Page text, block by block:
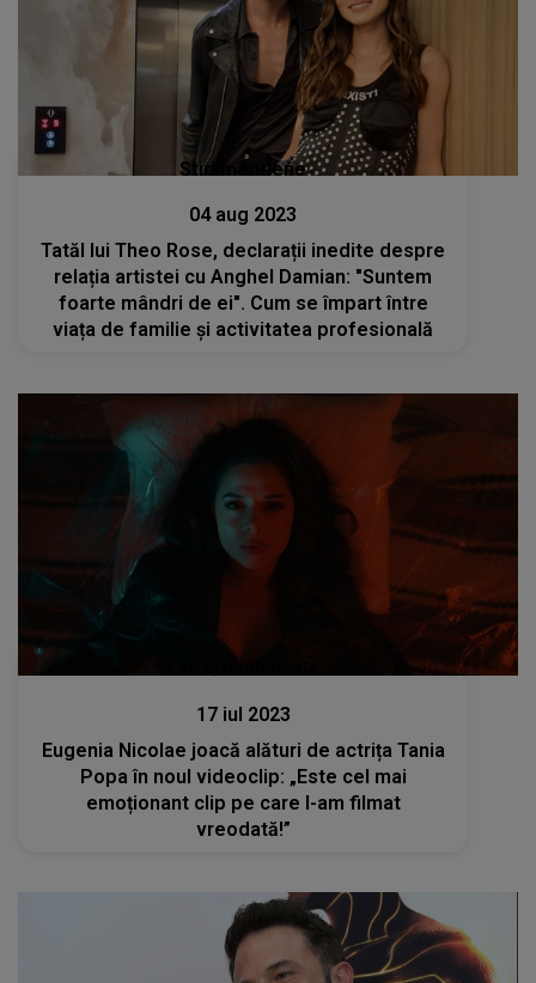
Stiri mondene
04 aug 2023
Tatăl lui Theo Rose, declarații inedite despre
relația artistei cu Anghel Damian: "Suntem
foarte mândri de ei". Cum se împart între
viața de familie și activitatea profesională
17 iul 2023
Eugenia Nicolae joacă alături de actrița Tania
Popa în noul videoclip: „Este cel mai
emoționant clip pe care l-am filmat
vreodată!”